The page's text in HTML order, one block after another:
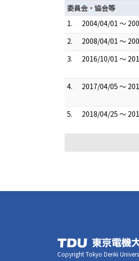
委員会・協会等
1.
2004/04/01 ～
2.
2008/04/01 ～
3.
2016/10/01 ～
4.
2017/04/05 ～
5.
2018/04/25 ～
Copyright Tokyo Denki